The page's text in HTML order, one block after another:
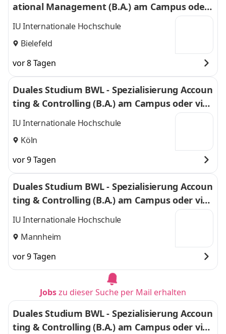
ational Management (B.A.) am Campus oder
virtuell
IU Internationale Hochschule
Bielefeld
vor 8 Tagen
Duales Studium BWL - Spezialisierung Accoun
ting & Controlling (B.A.) am Campus oder virt
uell
IU Internationale Hochschule
Köln
vor 9 Tagen
Duales Studium BWL - Spezialisierung Accoun
ting & Controlling (B.A.) am Campus oder virt
uell
IU Internationale Hochschule
Mannheim
vor 9 Tagen
Jobszu dieser Suche per Mail erhalten
Duales Studium BWL - Spezialisierung Accoun
ting & Controlling (B.A.) am Campus oder virt